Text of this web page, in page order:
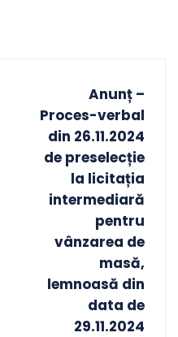
Anunț –
Proces-verbal
din 26.11.2024
de preselecție
la licitația
intermediară
pentru
vânzarea de
masă,
lemnoasă din
data de
29.11.2024